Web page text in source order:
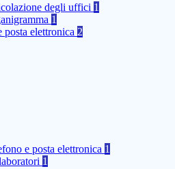
degli uffici 1
1
posta elettronica 2
e posta elettronica 1
1